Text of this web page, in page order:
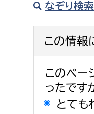
なぞり検
この情報
このペー
ったです
とても